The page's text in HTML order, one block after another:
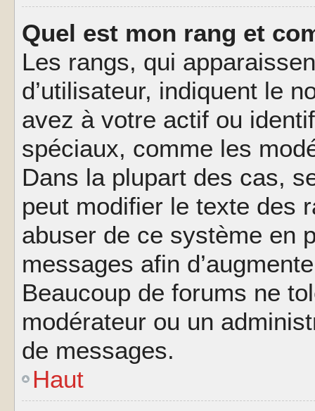
Quel est mon rang et
Les rangs, qui
d’utilisateur, indiquent le
avez à votre actif ou
spéciaux, comme les
Dans la plupart des cas,
peut modifier le texte des
abuser de ce système en
messages afin
Beaucoup de forums ne
modérateur ou un
de messages.
Haut